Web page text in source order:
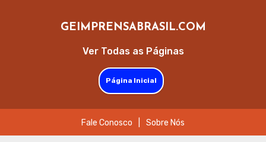
Ver Todas as Páginas
GEIMPRENSABRASIL.COM
Página Inicial
Fale Conosco Sobre Nós